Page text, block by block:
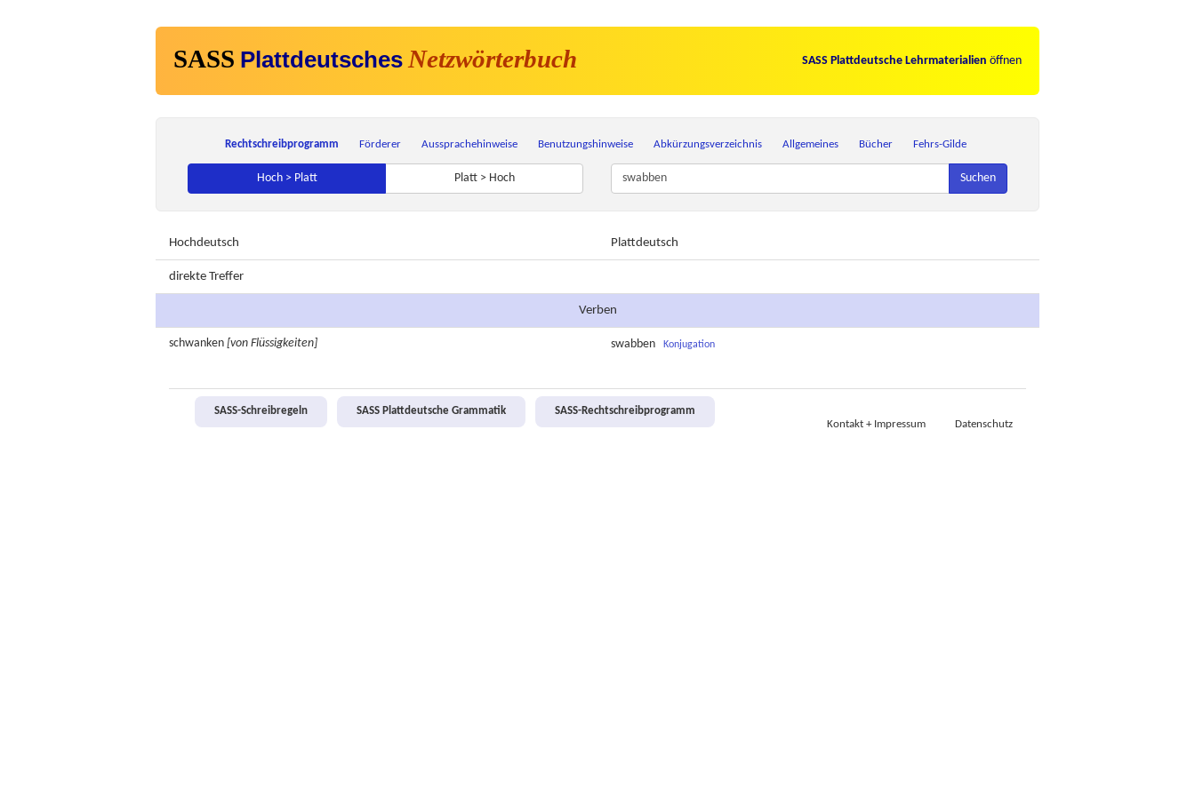
SASS Plattdeutsches Netzwörterbuch SASS Plattdeutsche Lehrmaterialien öffnen
Rechtschreibprogramm Förderer Aussprachehinweise Benutzungshinweise Abkürzungsverzeichnis Allgemeines Bücher Fehrs-Gilde
Hoch > Platt Platt > Hoch Suchen
Hochdeutsch Plattdeutsch
direkte Treffer
Verben
schwanken [von Flüssigkeiten] swabben Konjugation
SASS-Schreibregeln SASS Plattdeutsche Grammatik
SASS-Rechtschreibprogramm
Kontakt + Impressum
Datenschutz